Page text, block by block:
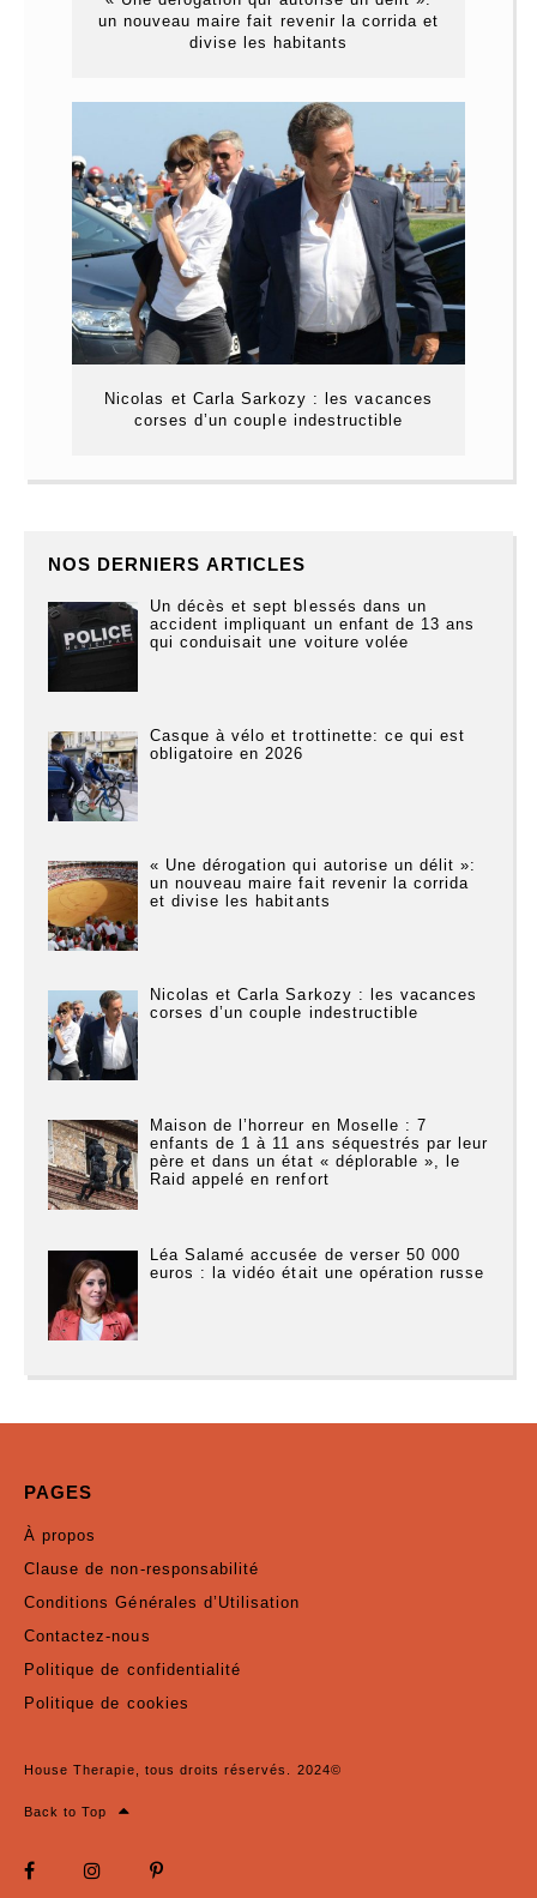
un nouveau maire fait revenir la corrida et
divise les habitants
Nicolas et Carla Sarkozy : les vacances
corses d’un couple indestructible
NOS DERNIERS ARTICLES
Un décès et sept blessés dans un
accident impliquant un enfant de 13 ans
qui conduisait une voiture volée
Casque à vélo et trottinette: ce qui est
obligatoire en 2026
« Une dérogation qui autorise un délit »:
un nouveau maire fait revenir la corrida
et divise les habitants
Nicolas et Carla Sarkozy : les vacances
corses d’un couple indestructible
Maison de l’horreur en Moselle : 7
enfants de 1 à 11 ans séquestrés par leur
père et dans un état « déplorable », le
Raid appelé en renfort
Léa Salamé accusée de verser 50 000
euros : la vidéo était une opération russe
PAGES
À propos
Clause de non-responsabilité
Conditions Générales d’Utilisation
Contactez-nous
Politique de confidentialité
Politique de cookies
House Therapie, tous droits réservés. 2024©
Back to Top